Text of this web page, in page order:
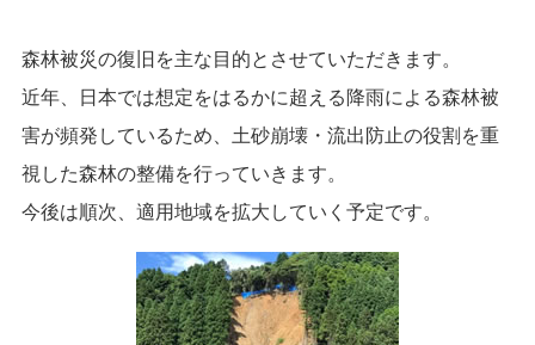
森林被災の復旧を主な目的とさせていただきます。
近年、日本では想定をはるかに超える降雨による森林被
害が頻発しているため、土砂崩壊・流出防止の役割を重
視した森林の整備を行っていきます。
今後は順次、適用地域を拡大していく予定です。